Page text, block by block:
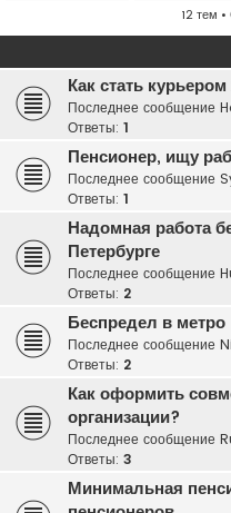
12 тем
Как стать
Последнее сообщение
Ответы: 1
Пенсионер, ищу
Последнее сообщение
Ответы: 1
Надомная работа
Петербурге
Последнее сообщение
Ответы: 2
Беспредел в метро
Последнее сообщение
Ответы: 2
Как оформить
организации?
Последнее сообщение
Ответы: 3
Минимальная